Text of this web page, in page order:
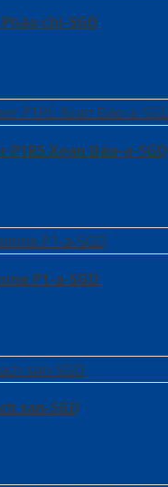
chi-SGD
P1R5 Xoan Đào-a-SGD
P1-a-SGD
san-SGD